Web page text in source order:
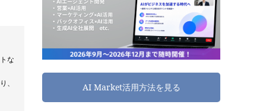
な
、 AI Market活用方法を見る